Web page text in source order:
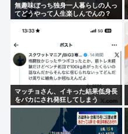
無趣味ぼっち独身一人暮らしの人っ
てどうやって人生楽しんでんの？
マッチョさん、イキった結果低身長
をバカにされ発狂してしまう